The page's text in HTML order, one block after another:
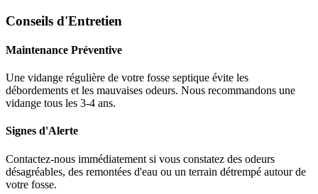
Conseils d'Entretien
Maintenance Préventive
Une vidange régulière de votre fosse septique évite les
débordements et les mauvaises odeurs. Nous recommandons une
vidange tous les 3-4 ans.
Signes d'Alerte
Contactez-nous immédiatement si vous constatez des odeurs
désagréables, des remontées d'eau ou un terrain détrempé autour de
votre fosse.